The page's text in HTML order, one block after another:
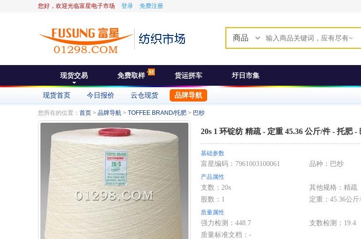
您好，欢迎光临富星电子市场 登录 免费注册
商品
现货交易 免费取样 货运拼车 圩日市集
现货首页 今日报价 云仓现货 品牌导航
您所在的位置： 首页 > 品牌导航 > TOFFEE BRAND/托肥 > 巴纱
20s 1 环锭纺 精疏 - 定重 45.36 公斤/件 - 托肥 -
基础参数
富星编码： 7961003100061 品种： 巴纱
产品属性
支数 ： 20s 其他规格 ： 精疏
股数 ： 1 定重： 45.36公
质量属性
强力检测 ： 448.7 支数检测 ： 19.4
质量标准文档： -